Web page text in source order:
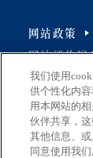
网站政策
网站评价问
地址
163-8001 东
我们使用
供个性化内
用本网站的
伙伴共享，
其他信息、
同意使用我